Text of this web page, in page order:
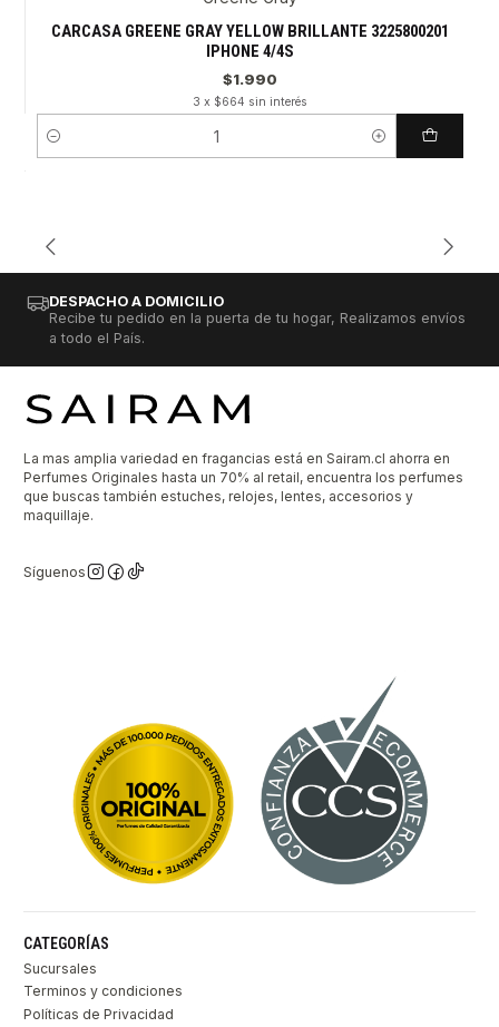
CARCASA GREENE GRAY YELLOW BRILLANTE 3225800201
IPHONE 4/4S
$1.990
3 x $664 sin interés
Cantidad
DESPACHO A DOMICILIO
Recibe tu pedido en la puerta de tu hogar, Realizamos envíos
a todo el País.
La mas amplia variedad en fragancias está en Sairam.cl ahorra en
Perfumes Originales hasta un 70% al retail, encuentra los perfumes
que buscas también estuches, relojes, lentes, accesorios y
maquillaje.
Síguenos
CATEGORÍAS
Sucursales
Terminos y condiciones
Políticas de Privacidad